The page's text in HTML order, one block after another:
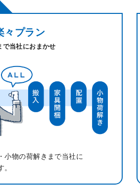
々プラン
当社におまかせ
小物の荷解きまで当社に